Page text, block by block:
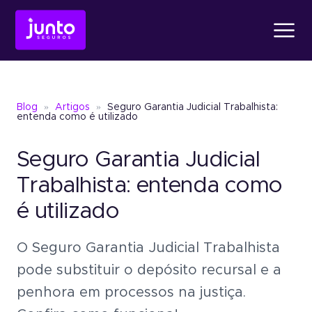
Conheça oFiança
Conheça oSeguro
Um jeito simples de
garantia sem bloquear
Produtos
Conheça oFiança Locatícia
Conheça oSeguro Garantia
Seguro GarantiaJudicial
Um jeito simples de oferecer garantia
Atendimento
Sobre a Junto
Blog
Blog » Artigos »
Seguro Garantia Judicial Trabalhista:
entenda como é utilizado
Seguro Garantia Judicial
Trabalhista: entenda como
é utilizado
O Seguro Garantia Judicial Trabalhista
pode substituir o depósito recursal e a
penhora em processos na justiça.